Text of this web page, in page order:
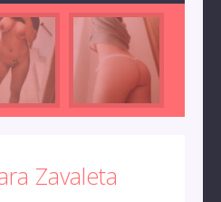
Zavaleta